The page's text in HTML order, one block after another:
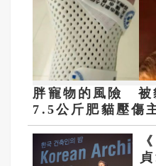
胖寵物的風險 被
7.5公斤肥貓壓傷